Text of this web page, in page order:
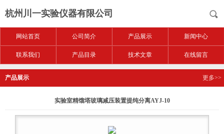
杭州川一实验仪器有限公司
网站首页 公司简介 产品展示 新闻中心
联系我们 产品目录 技术文章 在线留言
产品展示 更多>>
实验室精馏塔玻璃减压装置提纯分离AYJ-10